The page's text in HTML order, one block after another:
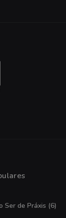
Ser de Práxis (6)